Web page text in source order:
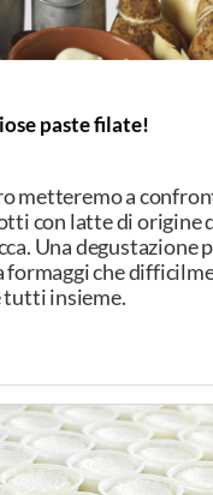
del Formaggio -
tematiche,
con formaggio" e
Nazionale del
e Formaggi